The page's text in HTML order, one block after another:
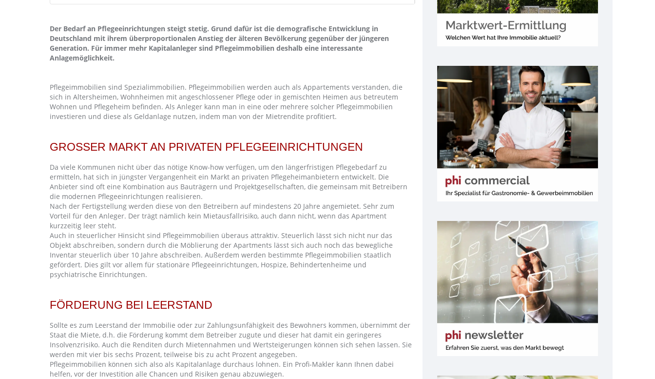
Der Bedarf an Pflegeeinrichtungen steigt stetig. Grund dafür ist die demografische Entwicklung in
Deutschland mit ihrem überproportionalen Anstieg der älteren Bevölkerung gegenüber der jüngeren
Generation. Für immer mehr Kapitalanleger sind Pflegeimmobilien deshalb eine interessante
Anlagemöglichkeit.
Pflegeimmobilien sind Spezialimmobilien. Pflegeimmobilien werden auch als Appartements verstanden, die
sich in Altersheimen, Wohnheimen mit angeschlossener Pflege oder in gemischten Heimen aus betreutem
Wohnen und Pflegeheim befinden. Als Anleger kann man in eine oder mehrere solcher Pflegeimmobilien
investieren und diese als Geldanlage nutzen, indem man von der Mietrendite profitiert.
GROSSER MARKT AN PRIVATEN PFLEGEEINRICHTUNGEN
Da viele Kommunen nicht über das nötige Know-how verfügen, um den längerfristigen Pflegebedarf zu
ermitteln, hat sich in jüngster Vergangenheit ein Markt an privaten Pflegeheimanbietern entwickelt. Die
Anbieter sind oft eine Kombination aus Bauträgern und Projektgesellschaften, die gemeinsam mit Betreibern
die modernen Pflegeeinrichtungen realisieren.
Nach der Fertigstellung werden diese von den Betreibern auf mindestens 20 Jahre angemietet. Sehr zum
Vorteil für den Anleger. Der trägt nämlich kein Mietausfallrisiko, auch dann nicht, wenn das Apartment
kurzzeitig leer steht.
Auch in steuerlicher Hinsicht sind Pflegeimmobilien überaus attraktiv. Steuerlich lässt sich nicht nur das
Objekt abschreiben, sondern durch die Möblierung der Apartments lässt sich auch noch das bewegliche
Inventar steuerlich über 10 Jahre abschreiben. Außerdem werden bestimmte Pflegeimmobilien staatlich
gefördert. Dies gilt vor allem für stationäre Pflegeeinrichtungen, Hospize, Behindertenheime und
psychiatrische Einrichtungen.
FÖRDERUNG BEI LEERSTAND
Sollte es zum Leerstand der Immobilie oder zur Zahlungsunfähigkeit des Bewohners kommen, übernimmt der
Staat die Miete, d.h. die Förderung kommt dem Betreiber zugute und dieser hat damit ein geringeres
Insolvenzrisiko. Auch die Renditen durch Mietennahmen und Wertsteigerungen können sich sehen lassen. Sie
werden mit vier bis sechs Prozent, teilweise bis zu acht Prozent angegeben.
Pflegeimmobilien können sich also als Kapitalanlage durchaus lohnen. Ein Profi-Makler kann Ihnen dabei
helfen, vor der Investition alle Chancen und Risiken genau abzuwiegen.